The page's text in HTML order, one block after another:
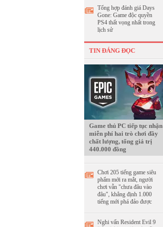
Tổng hợp đánh giá Days
Gone: Game độc quyền
PS4 thất vọng nhất trong
lịch sử
TIN ĐÁNG ĐỌC
Game thủ PC tiếp tục nhận
miễn phí hai trò chơi đầy
chất lượng, tổng giá trị
440.000 đồng
Chơi 205 tiếng game siêu
phẩm mới ra mắt, người
chơi vẫn "chưa đâu vào
đâu", khẳng định 1.000
tiếng mới phá đảo được
Nghi vấn Resident Evil 9